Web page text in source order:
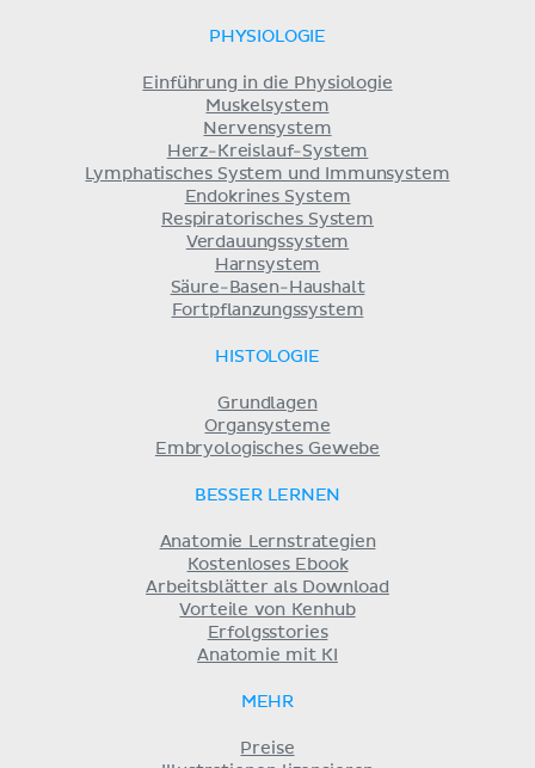
PHYSIOLOGIE
Einführung in die Physiologie
Muskelsystem
Nervensystem
Herz-Kreislauf-System
Lymphatisches System und Immunsystem
Endokrines System
Respiratorisches System
Verdauungssystem
Harnsystem
Säure-Basen-Haushalt
Fortpflanzungssystem
HISTOLOGIE
Grundlagen
Organsysteme
Embryologisches Gewebe
BESSER LERNEN
Anatomie Lernstrategien
Kostenloses Ebook
Arbeitsblätter als Download
Vorteile von Kenhub
Erfolgsstories
Anatomie mit KI
MEHR
Preise